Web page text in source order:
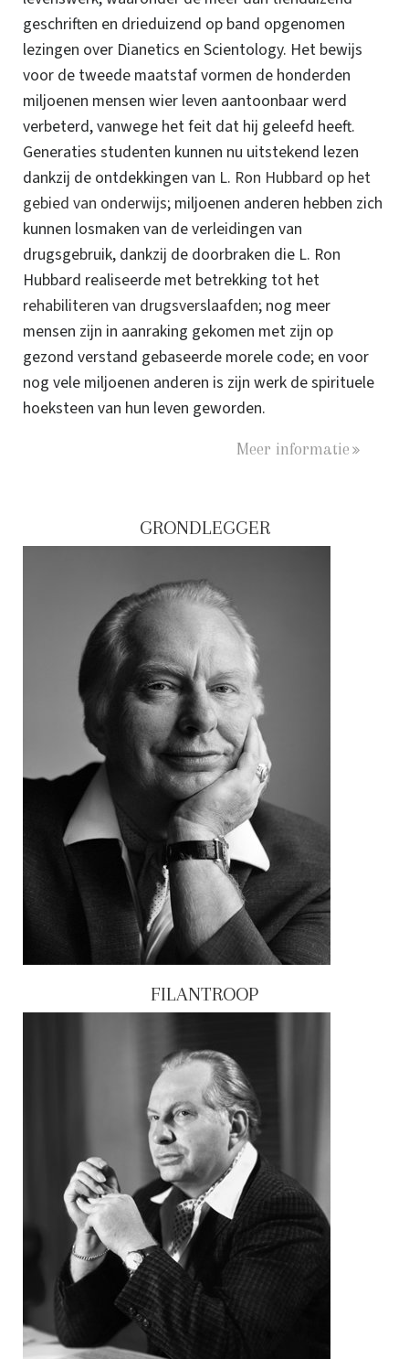
geschriften en drieduizend op band opgenomen
lezingen over Dianetics en Scientology. Het bewijs
voor de tweede maatstaf vormen de honderden
miljoenen mensen wier leven aantoonbaar werd
verbeterd, vanwege het feit dat hij geleefd heeft.
Generaties studenten kunnen nu uitstekend lezen
dankzij de ontdekkingen van L. Ron Hubbard op het
gebied van onderwijs; miljoenen anderen hebben zich
kunnen losmaken van de verleidingen van
drugsgebruik, dankzij de doorbraken die L. Ron
Hubbard realiseerde met betrekking tot het
rehabiliteren van drugsverslaafden; nog meer
mensen zijn in aanraking gekomen met zijn op
gezond verstand gebaseerde morele code; en voor
nog vele miljoenen anderen is zijn werk de spirituele
hoeksteen van hun leven geworden.
Meer informatie
GRONDLEGGER
FILANTROOP